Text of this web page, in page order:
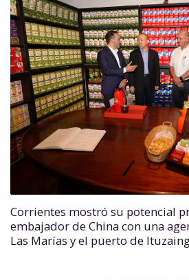
Corrientes mostró su potencial
embajador de China con una
Las Marías y el puerto de